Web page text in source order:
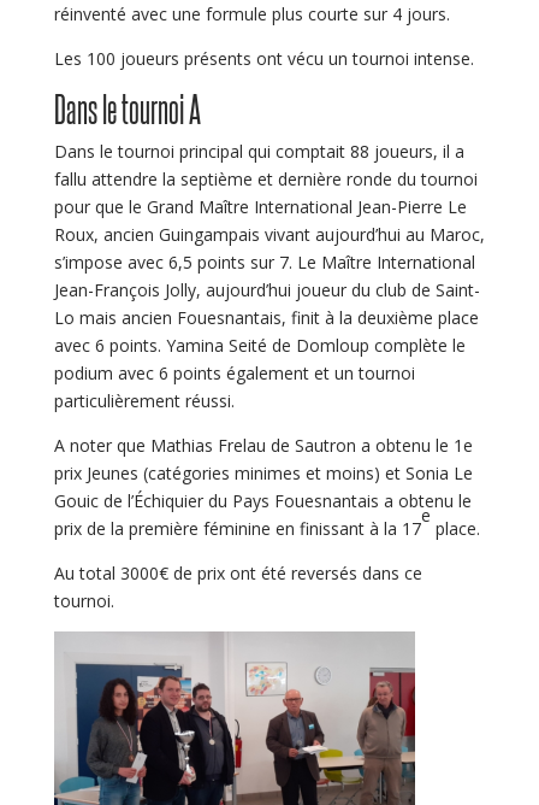
réinventé avec une formule plus courte sur 4 jours.
Les 100 joueurs présents ont vécu un tournoi intense.
Dans le tournoi A
Dans le tournoi principal qui comptait 88 joueurs, il a
fallu attendre la septième et dernière ronde du tournoi
pour que le Grand Maître International Jean-Pierre Le
Roux, ancien Guingampais vivant aujourd’hui au Maroc,
s’impose avec 6,5 points sur 7. Le Maître International
Jean-François Jolly, aujourd’hui joueur du club de Saint-
Lo mais ancien Fouesnantais, finit à la deuxième place
avec 6 points. Yamina Seité de Domloup complète le
podium avec 6 points également et un tournoi
particulièrement réussi.
A noter que Mathias Frelau de Sautron a obtenu le 1e
prix Jeunes (catégories minimes et moins) et Sonia Le
Gouic de l’Échiquier du Pays Fouesnantais a obtenu le
prix de la première féminine en finissant à la 17
e
place.
Au total 3000€ de prix ont été reversés dans ce
tournoi.